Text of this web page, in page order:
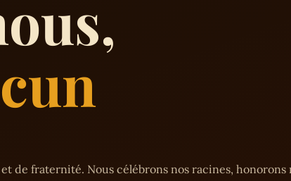
de fraternité. Nous célébrons nos racines,